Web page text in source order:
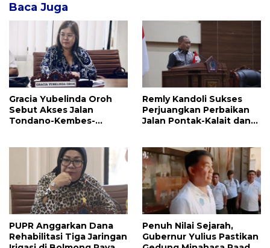
Baca Juga
Gracia Yubelinda Oroh
Sebut Akses Jalan
Tondano-Kembes-
Remly Kandoli Sukses
Perjuangkan Perbaikan
Jalan Pontak-Kalait dan
PUPR Anggarkan Dana
Rehabilitasi Tiga Jaringan
Penuh Nilai Sejarah,
Gubernur Yulius Pastikan